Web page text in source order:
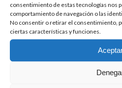
consentimiento de estas tecnologías nos
comportamiento de navegación o las
No consentir o retirar el consentimiento,
ciertas características y funciones.
ACEITE UNIVERSAL
8.85€+